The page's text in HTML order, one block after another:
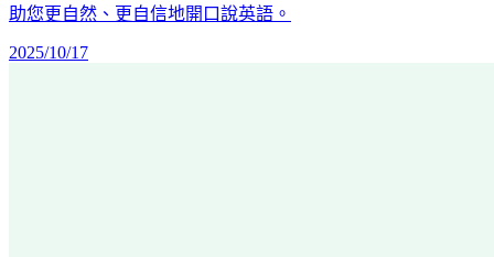
助您更自然、更自信地開口說英語。
2025/10/17